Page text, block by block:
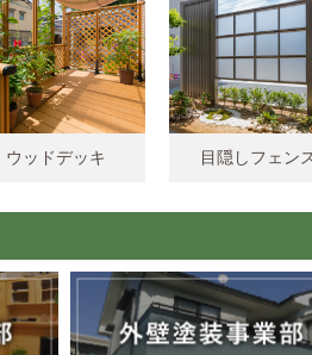
ウッドデッキ 目隠しフェン